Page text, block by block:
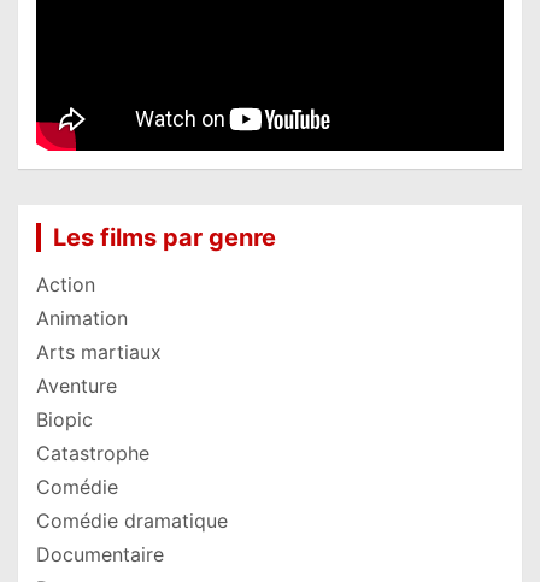
Les films par genre
Action
Animation
Arts martiaux
Aventure
Biopic
Catastrophe
Comédie
Comédie dramatique
Documentaire